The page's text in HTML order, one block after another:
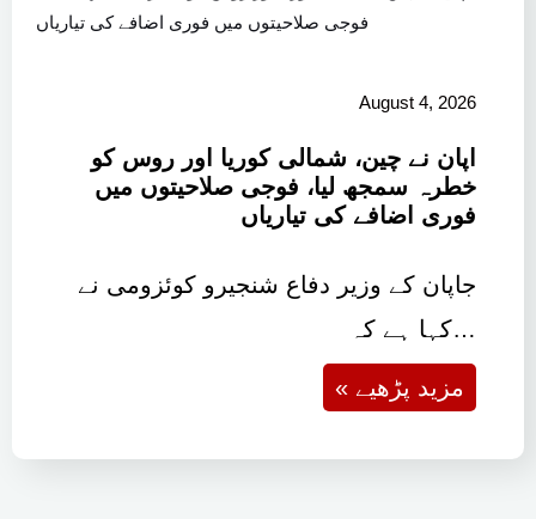
August 4, 2026
اپان نے چین، شمالی کوریا اور روس کو
خطرہ سمجھ لیا، فوجی صلاحیتوں میں
فوری اضافے کی تیاریاں
جاپان کے وزیر دفاع شنجیرو کوئزومی نے
کہا ہے کہ…
« مزید پڑھیے